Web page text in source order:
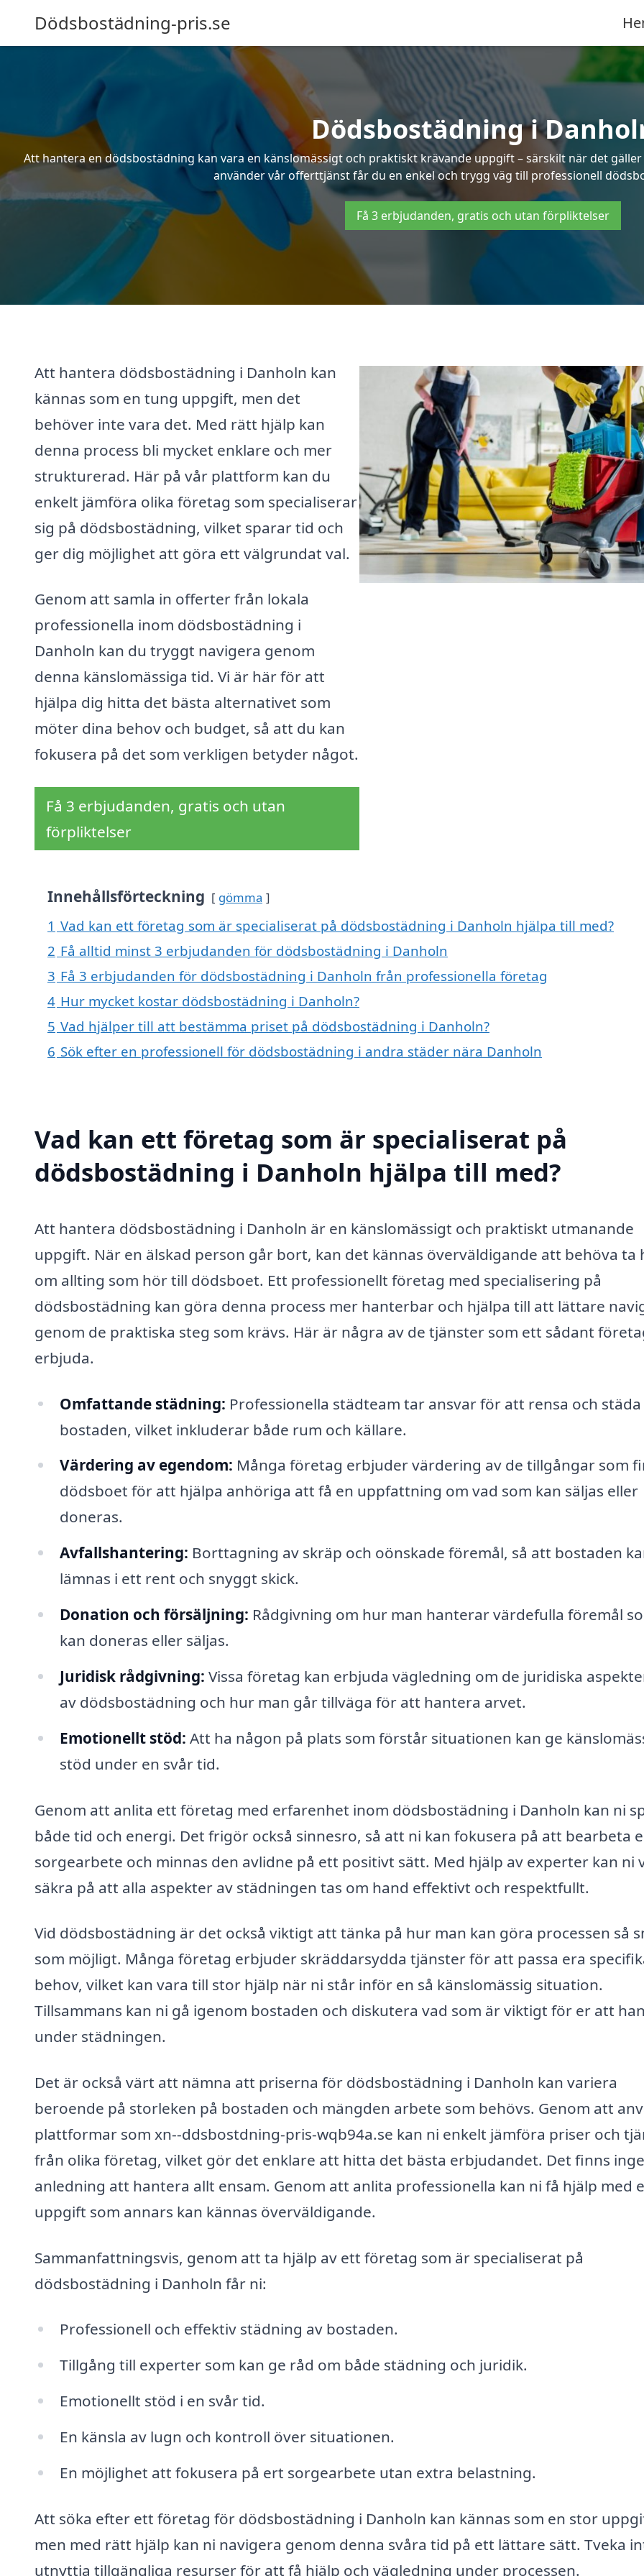
Dödsbostädning-pris.se
Dödsbostädning i
Att hantera en dödsbostädning kan vara en känslomässigt och praktiskt krävande uppgift – särskilt när det
använder vår offerttjänst får du en enkel och trygg väg till professionell
Få 3 erbjudanden, gratis och utan förpliktelser
Att hantera dödsbostädning i Danholn kan
kännas som en tung uppgift, men det
behöver inte vara det. Med rätt hjälp kan
denna process bli mycket enklare och mer
strukturerad. Här på vår plattform kan du
enkelt jämföra olika företag som specialiserar
sig på dödsbostädning, vilket sparar tid och
ger dig möjlighet att göra ett välgrundat val.
Genom att samla in offerter från lokala
professionella inom dödsbostädning i
Danholn kan du tryggt navigera genom
denna känslomässiga tid. Vi är här för att
hjälpa dig hitta det bästa alternativet som
möter dina behov och budget, så att du kan
fokusera på det som verkligen betyder något.
Få 3 erbjudanden, gratis och utan
förpliktelser
Innehållsförteckning gömma
1 Vad kan ett företag som är specialiserat på dödsbostädning i Danholn hjälpa till med?
2 Få alltid minst 3 erbjudanden för dödsbostädning i Danholn
3 Få 3 erbjudanden för dödsbostädning i Danholn från professionella företag
4 Hur mycket kostar dödsbostädning i Danholn?
5 Vad hjälper till att bestämma priset på dödsbostädning i Danholn?
6 Sök efter en professionell för dödsbostädning i andra städer nära Danholn
Vad kan ett företag som är specialiserat på
dödsbostädning i Danholn hjälpa till med?
Att hantera dödsbostädning i Danholn är en känslomässigt och praktiskt utmanande
uppgift. När en älskad person går bort, kan det kännas överväldigande att behöva ta
om allting som hör till dödsboet. Ett professionellt företag med specialisering på
dödsbostädning kan göra denna process mer hanterbar och hjälpa till att lättare
genom de praktiska steg som krävs. Här är några av de tjänster som ett sådant
erbjuda.
Omfattande städning: Professionella städteam tar ansvar för att rensa och
bostaden, vilket inkluderar både rum och källare.
Värdering av egendom: Många företag erbjuder värdering av de tillgångar som
dödsboet för att hjälpa anhöriga att få en uppfattning om vad som kan säljas eller
doneras.
Avfallshantering: Borttagning av skräp och oönskade föremål, så att bostaden
lämnas i ett rent och snyggt skick.
Donation och försäljning: Rådgivning om hur man hanterar värdefulla föremål
kan doneras eller säljas.
Juridisk rådgivning: Vissa företag kan erbjuda vägledning om de juridiska
av dödsbostädning och hur man går tillväga för att hantera arvet.
Emotionellt stöd: Att ha någon på plats som förstår situationen kan ge
stöd under en svår tid.
Genom att anlita ett företag med erfarenhet inom dödsbostädning i Danholn kan ni
både tid och energi. Det frigör också sinnesro, så att ni kan fokusera på att bearbeta
sorgearbete och minnas den avlidne på ett positivt sätt. Med hjälp av experter kan ni
säkra på att alla aspekter av städningen tas om hand effektivt och respektfullt.
Vid dödsbostädning är det också viktigt att tänka på hur man kan göra processen så
som möjligt. Många företag erbjuder skräddarsydda tjänster för att passa era
behov, vilket kan vara till stor hjälp när ni står inför en så känslomässig situation.
Tillsammans kan ni gå igenom bostaden och diskutera vad som är viktigt för er att
under städningen.
Det är också värt att nämna att priserna för dödsbostädning i Danholn kan variera
beroende på storleken på bostaden och mängden arbete som behövs. Genom att
plattformar som xn--ddsbostdning-pris-wqb94a.se kan ni enkelt jämföra priser och
från olika företag, vilket gör det enklare att hitta det bästa erbjudandet. Det finns
anledning att hantera allt ensam. Genom att anlita professionella kan ni få hjälp med
uppgift som annars kan kännas överväldigande.
Sammanfattningsvis, genom att ta hjälp av ett företag som är specialiserat på
dödsbostädning i Danholn får ni:
Professionell och effektiv städning av bostaden.
Tillgång till experter som kan ge råd om både städning och juridik.
Emotionellt stöd i en svår tid.
En känsla av lugn och kontroll över situationen.
En möjlighet att fokusera på ert sorgearbete utan extra belastning.
Att söka efter ett företag för dödsbostädning i Danholn kan kännas som en stor
men med rätt hjälp kan ni navigera genom denna svåra tid på ett lättare sätt. Tveka
utnyttja tillgängliga resurser för att få hjälp och vägledning under processen.